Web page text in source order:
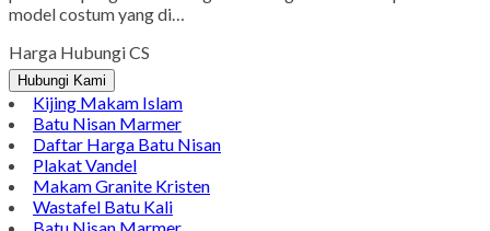
model costum yang di…
Harga Hubungi CS
Hubungi Kami
Kijing Makam Islam
Batu Nisan Marmer
Daftar Harga Batu Nisan
Plakat Vandel
Makam Granite Kristen
Wastafel Batu Kali